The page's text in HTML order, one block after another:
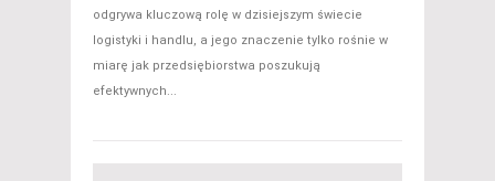
odgrywa kluczową rolę w dzisiejszym świecie
logistyki i handlu, a jego znaczenie tylko rośnie w
miarę jak przedsiębiorstwa poszukują
efektywnych...